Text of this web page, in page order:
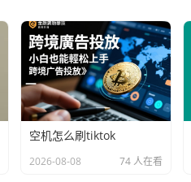
空机怎么刷tiktok
2026-08-08 74 人在看